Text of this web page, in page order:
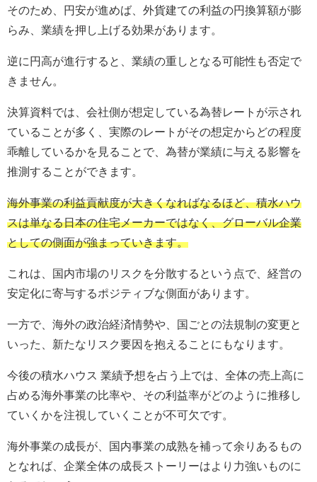
そのため、円安が進めば、外貨建ての利益の円換算額が膨
らみ、業績を押し上げる効果があります。
逆に円高が進行すると、業績の重しとなる可能性も否定で
きません。
決算資料では、会社側が想定している為替レートが示され
ていることが多く、実際のレートがその想定からどの程度
乖離しているかを見ることで、為替が業績に与える影響を
推測することができます。
海外事業の利益貢献度が大きくなればなるほど、積水ハウ
スは単なる日本の住宅メーカーではなく、グローバル企業
としての側面が強まっていきます。
これは、国内市場のリスクを分散するという点で、経営の
安定化に寄与するポジティブな側面があります。
一方で、海外の政治経済情勢や、国ごとの法規制の変更と
いった、新たなリスク要因を抱えることにもなります。
今後の積水ハウス 業績予想を占う上では、全体の売上高に
占める海外事業の比率や、その利益率がどのように推移し
ていくかを注視していくことが不可欠です。
海外事業の成長が、国内事業の成熟を補って余りあるもの
となれば、企業全体の成長ストーリーはより力強いものに